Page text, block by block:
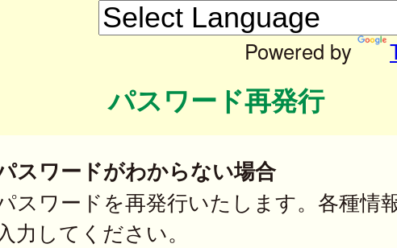
Powered by
パスワード再発行
スワードがわからない場合
スワードを再発行いたします。各種情
力してください。